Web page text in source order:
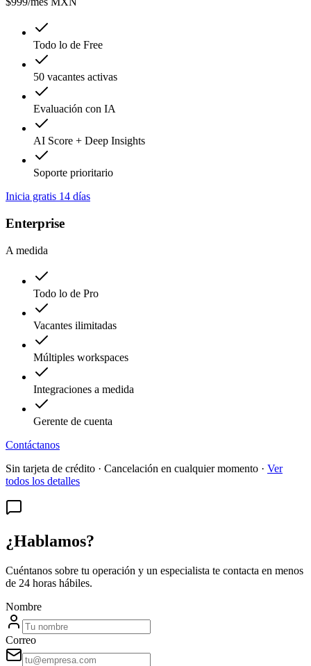
Todo lo de Free
50 vacantes activas
Evaluación con IA
AI Score + Deep Insights
Soporte prioritario
Inicia gratis 14 días
Enterprise
A medida
Todo lo de Pro
Vacantes ilimitadas
Múltiples workspaces
Integraciones a medida
Gerente de cuenta
Contáctanos
Sin tarjeta de crédito · Cancelación en cualquier momento · Ver
todos los detalles
¿Hablamos?
Cuéntanos sobre tu operación y un especialista te contacta en menos
de 24 horas hábiles.
Nombre
Correo